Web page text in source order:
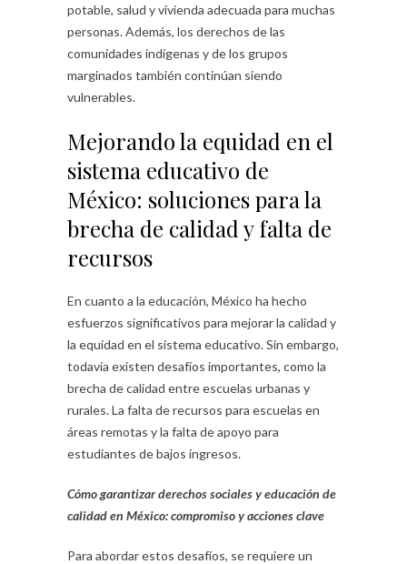
potable, salud y vivienda adecuada para muchas
personas. Además, los derechos de las
comunidades indígenas y de los grupos
marginados también continúan siendo
vulnerables.
Mejorando la equidad en el
sistema educativo de
México: soluciones para la
brecha de calidad y falta de
recursos
En cuanto a la educación, México ha hecho
esfuerzos significativos para mejorar la calidad y
la equidad en el sistema educativo. Sin embargo,
todavía existen desafíos importantes, como la
brecha de calidad entre escuelas urbanas y
rurales. La falta de recursos para escuelas en
áreas remotas y la falta de apoyo para
estudiantes de bajos ingresos.
Cómo garantizar derechos sociales y educación de
calidad en México: compromiso y acciones clave
Para abordar estos desafíos, se requiere un